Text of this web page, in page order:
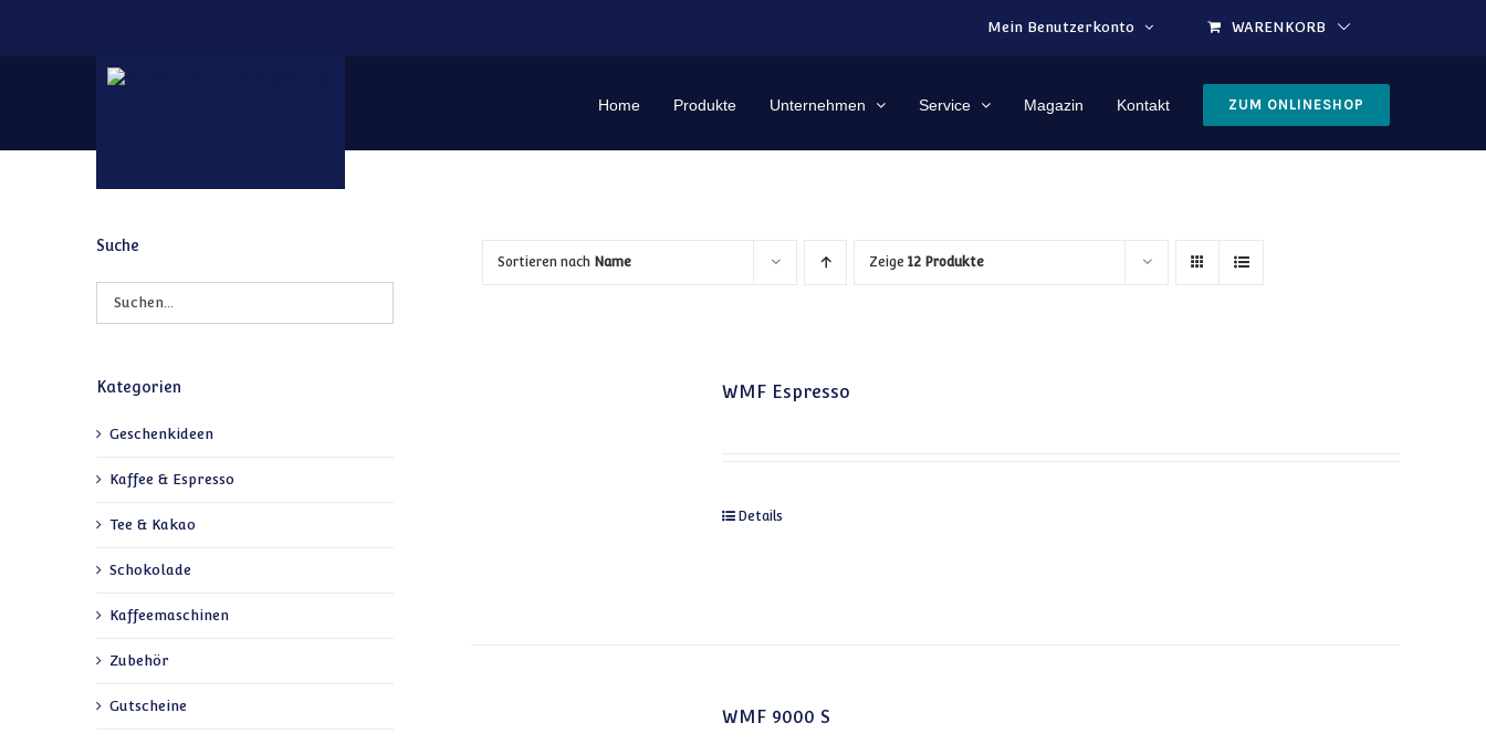
Mein Benutzerkonto
WARENKORB
Home Produkte Unternehmen Service Magazin Kontakt ZUM ONLINESHOP
Sortieren nach Name Zeige12 Produkte
WMF Espresso
Details
WMF 9000 S
Suche
Kategorien
Geschenkideen
Kaffee & Espresso
Tee & Kakao
Schokolade
Kaffeemaschinen
Zubehör
Gutscheine